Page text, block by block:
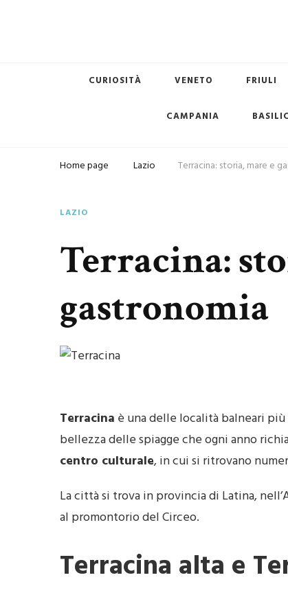
CURIOSITÀ VENETO FRIULI
CAMPANIA
Home page Lazio Terracina: storia, mare e
LAZIO
Terracina:
gastronomia
Terracina è una delle località balneari
bellezza delle spiagge che ogni anno
centro culturale, in cui si ritrovano
La città si trova in provincia di Latina,
al promontorio del Circeo.
Terracina alta e